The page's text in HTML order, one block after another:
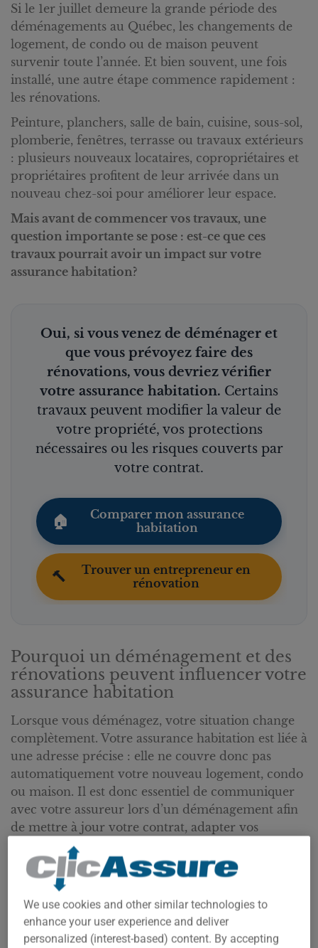
Si le 1er juillet demeure la grande période des
déménagements au Québec, les changements de
logement, de condo ou de maison peuvent
survenir toute l’année. Et bien souvent, une fois
installé, une autre étape commence rapidement :
les rénovations.
Peinture, planchers, salle de bain, cuisine, sous-sol,
plomberie, fenêtres, terrasse ou travaux extérieurs
: plusieurs nouveaux locataires, copropriétaires et
propriétaires profitent de leur arrivée dans un
nouveau chez-soi pour améliorer leur espace.
Mais avant de commencer vos travaux, une
question importante se pose : est-ce que ces
travaux pourrait avoir un impact sur votre
assurance habitation?
Oui, si vous venez de déménager et
que vous prévoyez faire des
rénovations, vous devriez vérifier
votre assurance habitation. Certains
travaux peuvent modifier la valeur de
votre propriété, vos protections
nécessaires ou les risques couverts par
votre contrat.
🏠
Comparer mon assurance
habitation
🔨
Trouver un entrepreneur en
rénovation
Pourquoi un déménagement et des
rénovations peuvent influencer votre
assurance habitation
Lorsque vous déménagez, votre situation change
complètement. Votre assurance habitation est liée à
une adresse précise : elle ne couvre donc pas
automatiquement votre nouveau logement, condo
ou maison. Il est donc essentiel de communiquer
avec votre assureur lors d’un déménagement afin
de mettre à jour votre contrat, adapter vos
protections à votre nouvelle adresse et éviter de
vous retrouver mal protégé en cas de sinistre.
Une fois cette étape faite, les rénovations peuvent
aussi modifier vos besoins en assurance. En
rénovant votre habitation, vous pouvez augmenter
la valeur de certains éléments à protéger, ajouter
We use cookies and other similar technologies to
enhance your user experience and deliver
personalized (interest-based) content. By accepting